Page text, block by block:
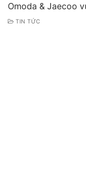
Omoda & Jaecoo
TIN TỨC